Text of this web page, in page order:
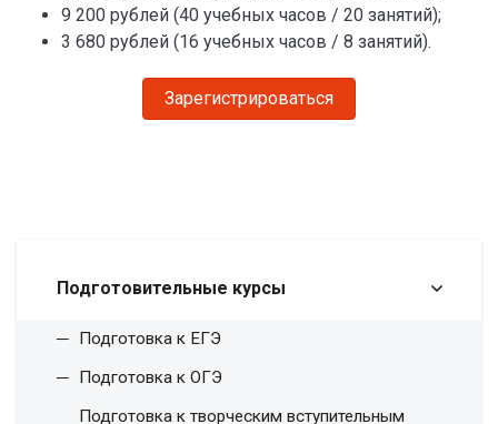
Подготовительные курсы
Подготовка к ЕГЭ
Подготовка к ОГЭ
Подготовка к творческим вступительным
9 200 рублей (40 учебных часов / 20 занятий);
3 680 рублей (16 учебных часов / 8 занятий).
Зарегистрироваться